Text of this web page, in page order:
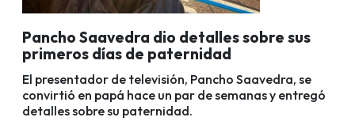
Pancho Saavedra dio detalles sobre sus
primeros días de paternidad
El presentador de televisión, Pancho Saavedra, se
convirtió en papá hace un par de semanas y entregó
detalles sobre su paternidad.